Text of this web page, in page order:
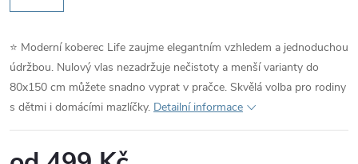
⭐ Moderní koberec Life zaujme elegantním vzhledem a jednoduchou
údržbou. Nulový vlas nezadržuje nečistoty a menší varianty do
80x150 cm můžete snadno vyprat v pračce. Skvělá volba pro rodiny
s dětmi i domácími mazlíčky. Detailní informace